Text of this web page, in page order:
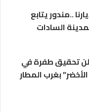
..مندور يتابع
السادات
تحقيق طفرة في
بغرب المطار